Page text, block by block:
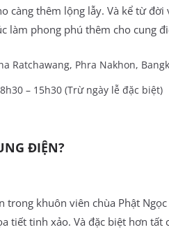
càng thêm lộng lẫy. Và kể từ đời
làm phong phú thêm cho cung
Ratchawang, Phra Nakhon,
– 15h30 (Trừ ngày lễ đặc biệt)
ĐIỆN?
trong khuôn viên chùa Phật
tiết tinh xảo. Và đặc biệt hơn tất